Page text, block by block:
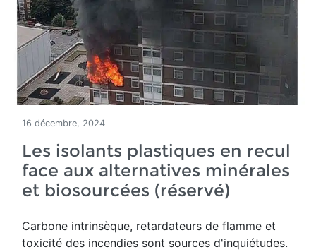
16 décembre, 2024
Les isolants plastiques en recul
face aux alternatives minérales
et biosourcées (réservé)
Carbone intrinsèque, retardateurs de flamme et
toxicité des incendies sont sources d'inquiétudes.